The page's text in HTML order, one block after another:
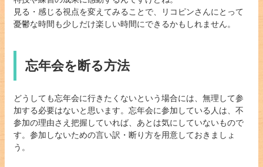
見る・感じる視点を変えてみることで、リコピンさんにとって
憂鬱な時間も少しだけ楽しい時間にできるかもしれません。
忘年会を断る方法
どうしても忘年会に行きたくないという場合には、無理して参
加する必要はないと思います。忘年会に参加している人は、不
参加の理由さえ把握していれば、あとは気にしていないもので
す。参加しないための言い訳・断り方を用意しておきましょ
う。